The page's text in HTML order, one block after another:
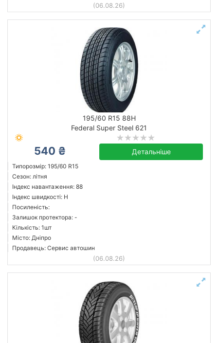
(06.08.26)
195/60 R15 88H
Federal Super Steel 621
540 ₴ Детальніше
Типорозмір: 195/60 R15
Сезон: літня
Індекс навантаження: 88
Індекс швидкості: H
Посиленість:
Залишок протектора: -
Кількість: 1шт
Місто: Дніпро
Продавець: Сервис автошин
(06.08.26)